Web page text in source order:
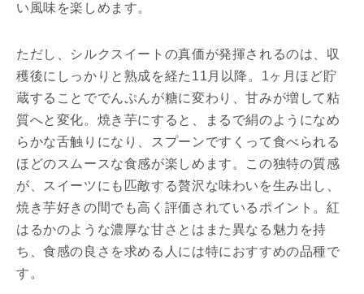
い風味を楽しめます。
ただし、シルクスイートの真価が発揮されるのは、収
穫後にしっかりと熟成を経た11月以降。1ヶ月ほど貯
蔵することででんぷんが糖に変わり、甘みが増して粘
質へと変化。焼き芋にすると、まるで絹のようになめ
らかな舌触りになり、スプーンですくって食べられる
ほどのスムースな食感が楽しめます。この独特の質感
が、スイーツにも匹敵する贅沢な味わいを生み出し、
焼き芋好きの間でも高く評価されているポイント。紅
はるかのような濃厚な甘さとはまた異なる魅力を持
ち、食感の良さを求める人には特におすすめの品種で
す。